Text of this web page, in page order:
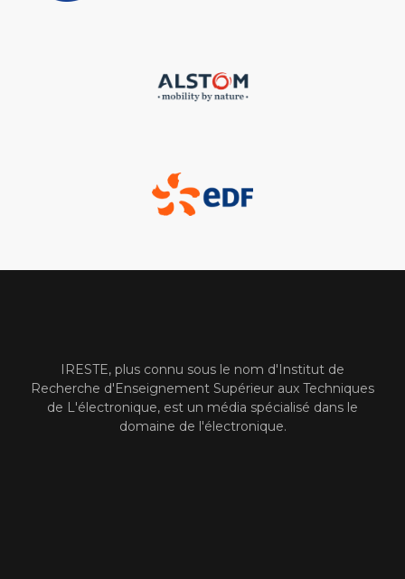
IRESTE, plus connu sous le nom d'Institut de
Recherche d'Enseignement Supérieur aux Techniques
de L'électronique, est un média spécialisé dans le
domaine de l'électronique.